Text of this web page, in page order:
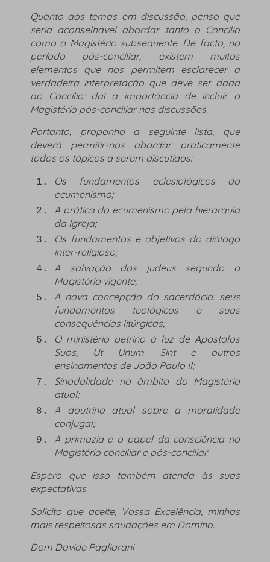
Quanto aos temas em discussão, penso que
seria aconselhável abordar tanto o Concílio
como o Magistério subsequente. De facto, no
período pós-conciliar, existem muitos
elementos que nos permitem esclarecer a
verdadeira interpretação que deve ser dada
ao Concílio: daí a importância de incluir o
Magistério pós-conciliar nas discussões.
Portanto, proponho a seguinte lista, que
deverá permitir-nos abordar praticamente
todos os tópicos a serem discutidos:
Os fundamentos eclesiológicos do
ecumenismo;
A prática do ecumenismo pela hierarquia
da Igreja;
Os fundamentos e objetivos do diálogo
inter-religioso;
A salvação dos judeus segundo o
Magistério vigente;
A nova concepção do sacerdócio: seus
fundamentos teológicos e suas
consequências litúrgicas;
O ministério petrino à luz de Apostolos
Suos, Ut Unum Sinte outros
ensinamentos de João Paulo II;
Sinodalidade no âmbito do Magistério
atual;
A doutrina atual sobre a moralidade
conjugal;
A primazia e o papel da consciência no
Magistério conciliar e pós-conciliar.
Espero que isso também atenda às suas
expectativas.
Solicito que aceite, Vossa Excelência, minhas
mais respeitosas saudações em Domino.
Dom Davide Pagliarani